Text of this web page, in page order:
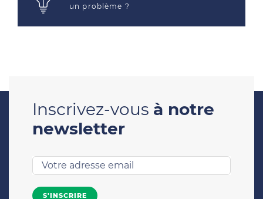
un problème ?
Inscrivez-vous à notre
newsletter